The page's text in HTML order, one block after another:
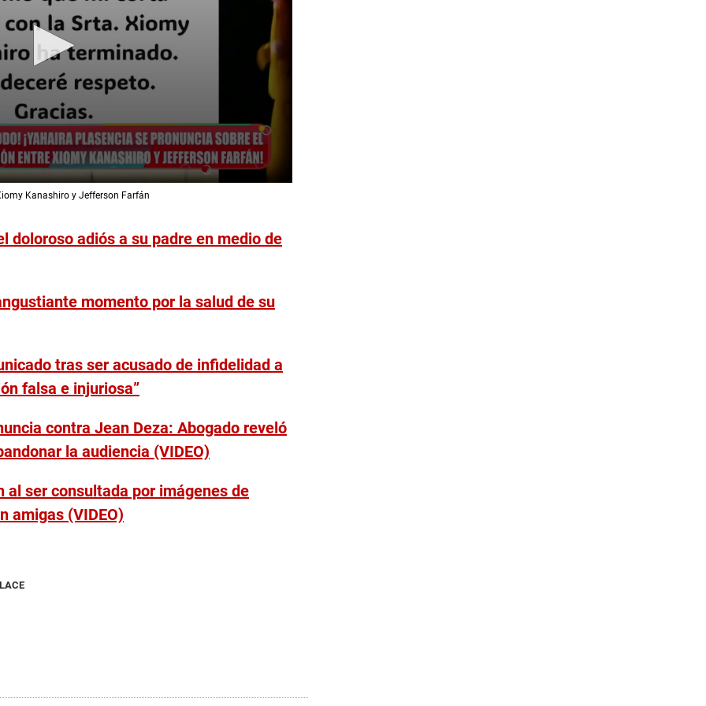
Kanashiro y Jefferson Farfán
doloroso adiós a su padre en medio de
momento por la salud de su
tras ser acusado de infidelidad a
falsa e injuriosa”
contra Jean Deza: Abogado reveló
la audiencia (VIDEO)
al ser consultada por imágenes de
amigas (VIDEO)